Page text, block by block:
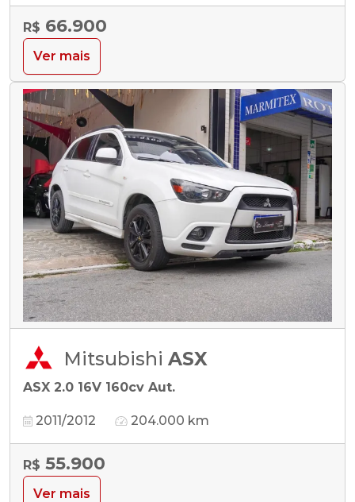
R$ 66.900
Ver mais
Mitsubishi ASX
ASX 2.0 16V 160cv Aut.
2011/2012 204.000 km
R$ 55.900
Ver mais